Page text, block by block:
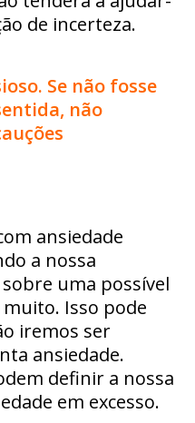
de incerteza.
Se não fosse
não
ansiedade
a nossa
uma possível
muito. Isso pode
iremos ser
ansiedade.
definir a nossa
em excesso.